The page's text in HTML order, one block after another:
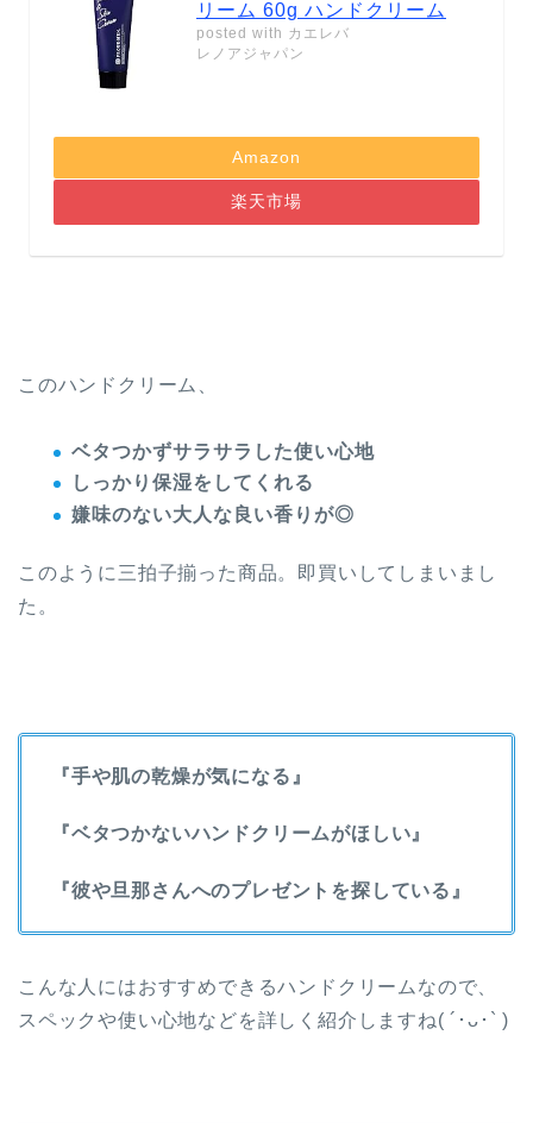
リーム 60g ハンドクリーム
posted with カエレバ
レノアジャパン
Amazon
楽天市場
このハンドクリーム、
ベタつかずサラサラした使い心地
しっかり保湿をしてくれる
嫌味のない大人な良い香りが◎
このように三拍子揃った商品。即買いしてしまいまし
た。
『手や肌の乾燥が気になる』
『ベタつかないハンドクリームがほしい』
『彼や旦那さんへのプレゼントを探している』
こんな人にはおすすめできるハンドクリームなので、
スペックや使い心地などを詳しく紹介しますね( ´･ᴗ･` )